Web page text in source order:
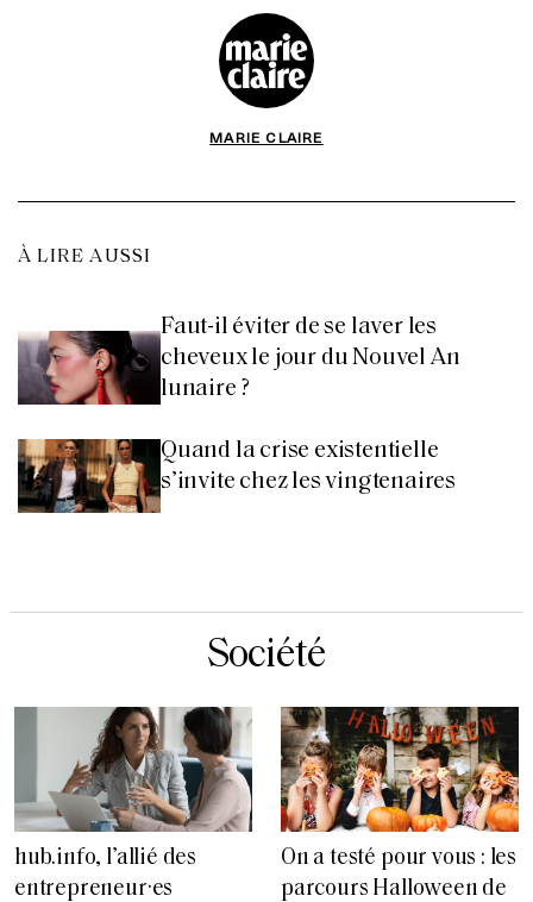
MARIE CLAIRE
À LIRE AUSSI
Faut-il éviter de se laver les
cheveux le jour du Nouvel An
lunaire ?
Quand la crise existentielle
s’invite chez les vingtenaires
Société
hub.info, l’allié des
entrepreneur·es
On a testé pour vous : les
parcours Halloween de